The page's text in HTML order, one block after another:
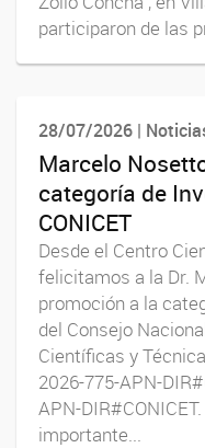
participaron de las
28/07/2026 |
Marcelo
categoría de
CONICET
Desde el Centro
felicitamos a la Dr.
promoción a la
del Consejo
Científicas y
2026-775-APN-
APN-
importante...